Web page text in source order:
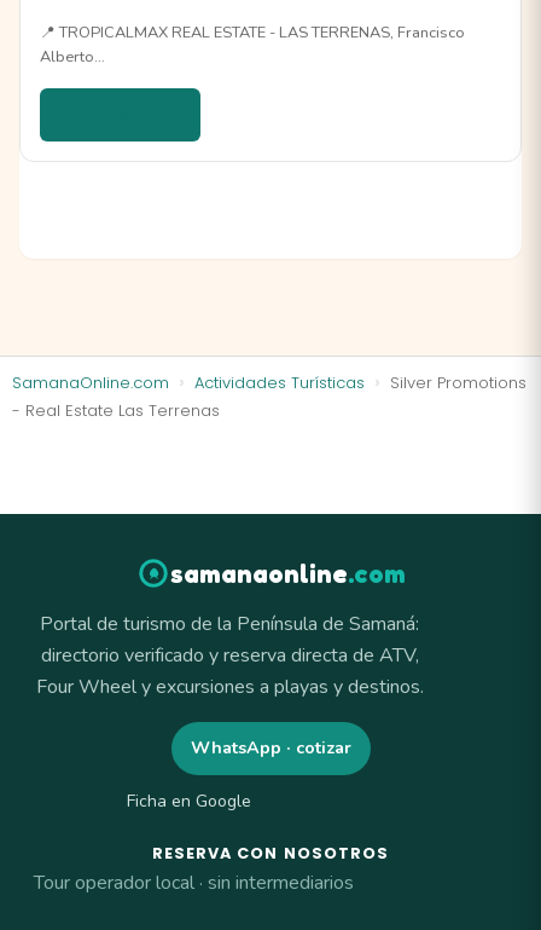
📍 TROPICALMAX REAL ESTATE - LAS TERRENAS, Francisco
Alberto…
SamanaOnline.com Actividades Turísticas
Silver Promotions
- Real Estate Las Terrenas
samanaonline.com
Portal de turismo de la Península de Samaná:
directorio verificado y reserva directa de ATV,
Four Wheel y excursiones a playas y destinos.
WhatsApp · cotizar
Ficha en Google
RESERVA CON NOSOTROS
Tour operador local · sin intermediarios